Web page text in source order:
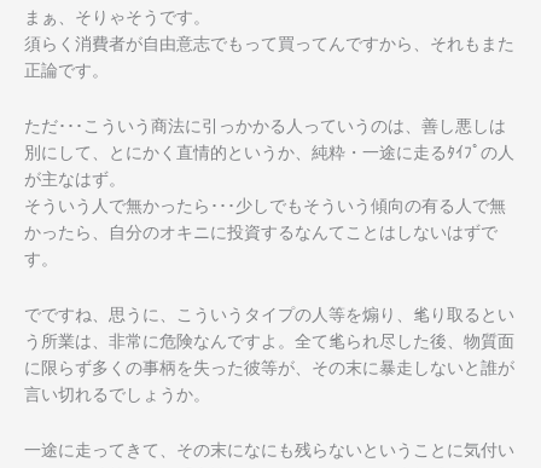
まぁ、そりゃそうです。
須らく消費者が自由意志でもって買ってんですから、それもまた
正論です。
ただ･･･こういう商法に引っかかる人っていうのは、善し悪しは
別にして、とにかく直情的というか、純粋・一途に走るﾀｲﾌﾟの人
が主なはず。
そういう人で無かったら･･･少しでもそういう傾向の有る人で無
かったら、自分のオキニに投資するなんてことはしないはずで
す。
でですね、思うに、こういうタイプの人等を煽り、毟り取るとい
う所業は、非常に危険なんですよ。全て毟られ尽した後、物質面
に限らず多くの事柄を失った彼等が、その末に暴走しないと誰が
言い切れるでしょうか。
一途に走ってきて、その末になにも残らないということに気付い